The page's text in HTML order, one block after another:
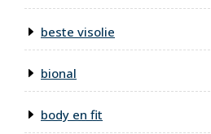
beste visolie
bional
body en fit